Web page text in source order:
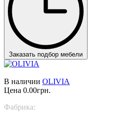
Заказать подбор мебели
В наличии OLIVIA
Цена 0.00грн.
Фабрика: